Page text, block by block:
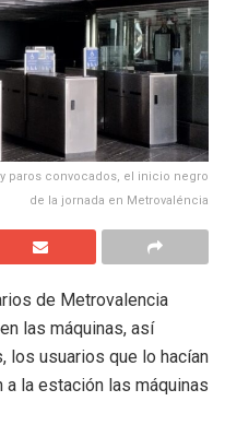
paros convocados, el inicio negro
de la jornada en Metrovaléncia
de Metrovalencia
las máquinas, así
los usuarios que lo hacían
la estación las máquinas